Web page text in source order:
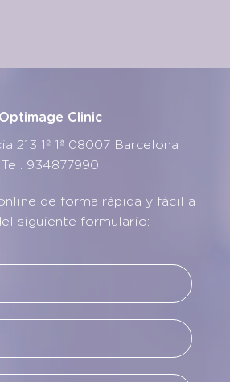
Optimage Clinic
213 1º 1ª 08007 Barcelona
Tel. 934877990
de forma rápida y fácil a
siguiente formulario: